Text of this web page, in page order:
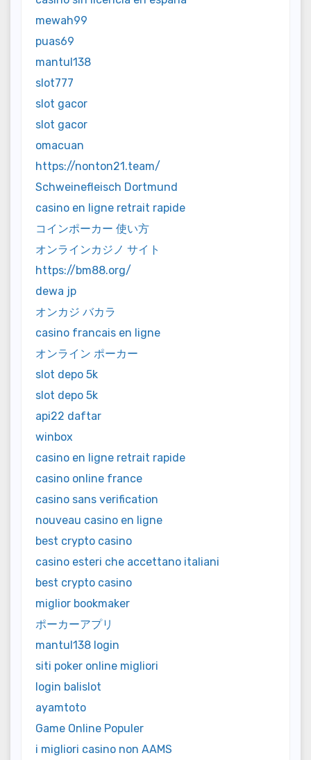
mewah99
puas69
mantul138
slot777
slot gacor
slot gacor
omacuan
https://nonton21.team/
Schweinefleisch Dortmund
casino en ligne retrait rapide
コインポーカー 使い方
オンラインカジノ サイト
https://bm88.org/
dewa jp
オンカジ バカラ
casino francais en ligne
オンライン ポーカー
slot depo 5k
slot depo 5k
api22 daftar
winbox
casino en ligne retrait rapide
casino online france
casino sans verification
nouveau casino en ligne
best crypto casino
casino esteri che accettano italiani
best crypto casino
miglior bookmaker
ポーカーアプリ
mantul138 login
siti poker online migliori
login balislot
ayamtoto
Game Online Populer
i migliori casino non AAMS